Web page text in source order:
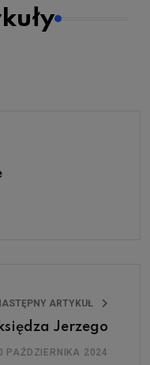
ARTYKUŁ
Jerzego
PAŹDZIERNIKA 2024